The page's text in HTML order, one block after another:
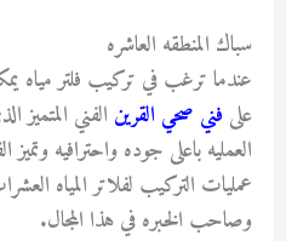
سباك المنطقه العاشره
عندما ترغب في تركيب فلتر مياه
على فني صحي القرين الفني
العمليه باعلى جوده واحترافيه
عمليات التركيب لفلاتر المياه
وصاحب الخبره في هذا المجال.